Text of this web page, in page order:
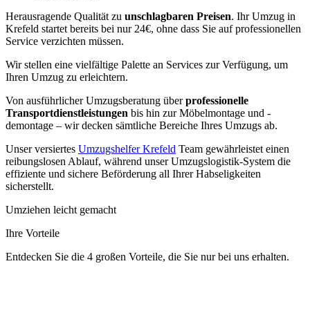
Herausragende Qualität zu unschlagbaren Preisen. Ihr Umzug in
Krefeld startet bereits bei nur 24€, ohne dass Sie auf professionellen
Service verzichten müssen.
Wir stellen eine vielfältige Palette an Services zur Verfügung, um
Ihren Umzug zu erleichtern.
Von ausführlicher Umzugsberatung überprofessionelle
Transportdienstleistungen bis hin zur Möbelmontage und -
demontage – wir decken sämtliche Bereiche Ihres Umzugs ab.
Unser versiertes Umzugshelfer Krefeld Team gewährleistet einen
reibungslosen Ablauf, während unser Umzugslogistik-System die
effiziente und sichere Beförderung all Ihrer Habseligkeiten
sicherstellt.
Umziehen leicht gemacht
Ihre Vorteile
Entdecken Sie die 4 großen Vorteile, die Sie nur bei uns erhalten.